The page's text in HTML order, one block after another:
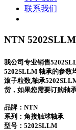
联系我们
NTN
我公司专业销售
5202SLLM 轴承的参数
滚子粒数,轴承
货，如果您需要订购轴
品牌：NTN
系列：角接触球轴承
型号： 5202SLLM